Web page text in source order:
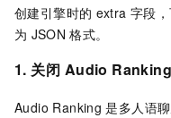
创建引擎时的 extra 字段
为 JSON 格式。
1. 关闭 Audio Ranking
Audio Ranking 是多人语